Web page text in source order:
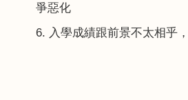
爭惡化
6. 入學成績跟前景不太相乎，